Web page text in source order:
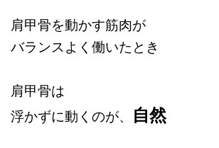
肩甲骨を動かす筋肉が
バランスよく働いたとき
肩甲骨は
浮かずに動くのが、
自然